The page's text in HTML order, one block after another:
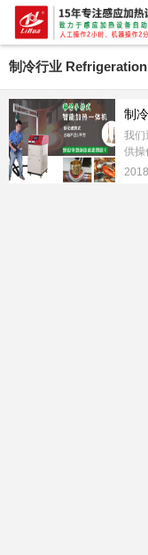
制冷行业 Refrigeration
制
我们
供操